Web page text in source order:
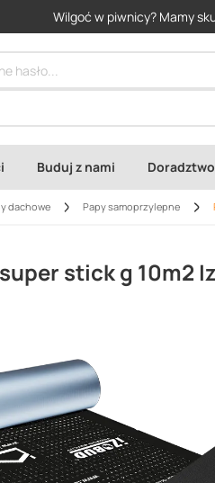
Wilgoć w piwnicy? Mamy
Buduj z nami
dachowe Papy samoprzylepne
stick g 10m2